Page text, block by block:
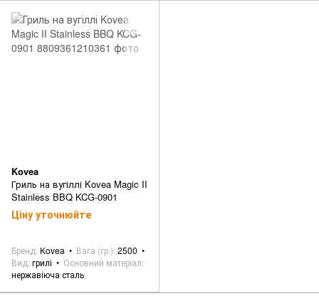
Kovea
Гриль на вугіллі Kovea Magic II
Stainless BBQ KCG-0901
Ціну уточнюйте
Бренд Kovea Вага (гр.) 2500
Вид грилі
Основний матеріал
нержавіюча сталь